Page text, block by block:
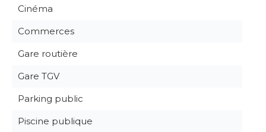
Cinéma
Commerces
Gare routière
Gare TGV
Parking public
Piscine publique